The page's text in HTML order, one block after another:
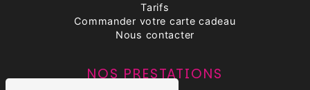
Tarifs
Commander votre carte cadeau
Nous contacter
NOS PRESTATIONS